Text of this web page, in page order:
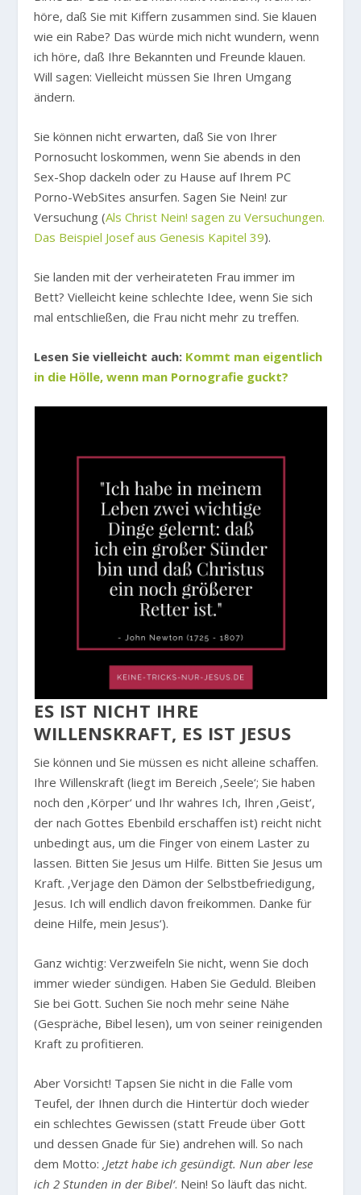
höre, daß Sie mit Kiffern zusammen sind. Sie klauen
wie ein Rabe? Das würde mich nicht wundern, wenn
ich höre, daß Ihre Bekannten und Freunde klauen.
Will sagen: Vielleicht müssen Sie Ihren Umgang
ändern.
Sie können nicht erwarten, daß Sie von Ihrer
Pornosucht loskommen, wenn Sie abends in den
Sex-Shop dackeln oder zu Hause auf Ihrem PC
Porno-WebSites ansurfen. Sagen Sie Nein! zur
Versuchung (Als Christ Nein! sagen zu Versuchungen.
Das Beispiel Josef aus Genesis Kapitel 39).
Sie landen mit der verheirateten Frau immer im
Bett? Vielleicht keine schlechte Idee, wenn Sie sich
mal entschließen, die Frau nicht mehr zu treffen.
Lesen Sie vielleicht auch: Kommt man eigentlich
in die Hölle, wenn man Pornografie guckt?
ES IST NICHT IHRE
WILLENSKRAFT, ES IST JESUS
Sie können und Sie müssen es nicht alleine schaffen.
Ihre Willenskraft (liegt im Bereich ‚Seele‘; Sie haben
noch den ‚Körper‘ und Ihr wahres Ich, Ihren ‚Geist‘,
der nach Gottes Ebenbild erschaffen ist) reicht nicht
unbedingt aus, um die Finger von einem Laster zu
lassen. Bitten Sie Jesus um Hilfe. Bitten Sie Jesus um
Kraft. ‚Verjage den Dämon der Selbstbefriedigung,
Jesus. Ich will endlich davon freikommen. Danke für
deine Hilfe, mein Jesus‘).
Ganz wichtig: Verzweifeln Sie nicht, wenn Sie doch
immer wieder sündigen. Haben Sie Geduld. Bleiben
Sie bei Gott. Suchen Sie noch mehr seine Nähe
(Gespräche, Bibel lesen), um von seiner reinigenden
Kraft zu profitieren.
Aber Vorsicht! Tapsen Sie nicht in die Falle vom
Teufel, der Ihnen durch die Hintertür doch wieder
ein schlechtes Gewissen (statt Freude über Gott
und dessen Gnade für Sie) andrehen will. So nach
dem Motto:‚Jetzt habe ich gesündigt. Nun aber lese
ich 2 Stunden in der Bibel‘. Nein! So läuft das nicht.